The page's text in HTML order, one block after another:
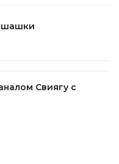
шашки
Свиягу с